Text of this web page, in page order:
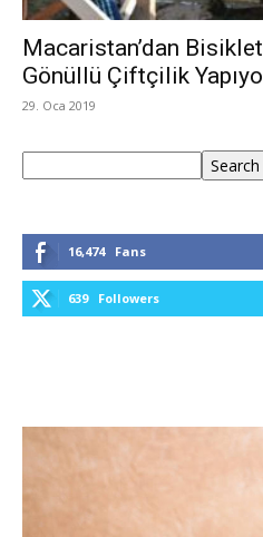
Macaristan’dan
Gönüllü Çiftçilik
29. Oca 2019
Search
16,474 Fans
639 Followers